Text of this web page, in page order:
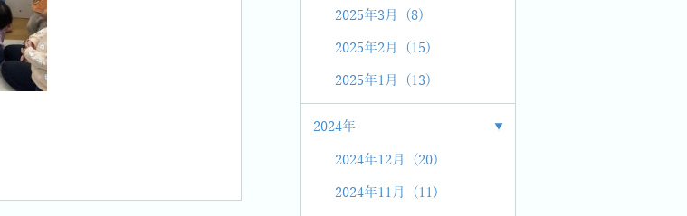
2025年3月 (8)
2025年2月 (15)
2025年1月 (13)
2024年
2024年12月 (20)
2024年11月 (11)